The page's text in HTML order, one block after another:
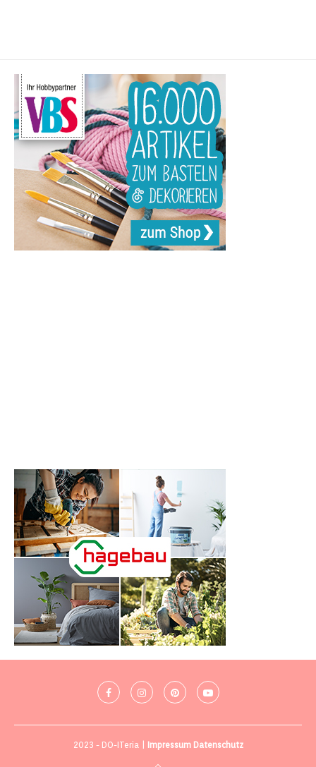
2023 - DO-ITeria | Impressum Datenschutz